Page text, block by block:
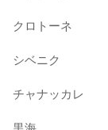
クロトーネ
シベニク
チャナッカレ